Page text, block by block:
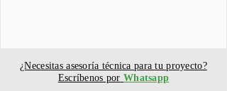
¿Necesitas asesoría técnica para tu proyecto?
Escríbenos por Whatsapp